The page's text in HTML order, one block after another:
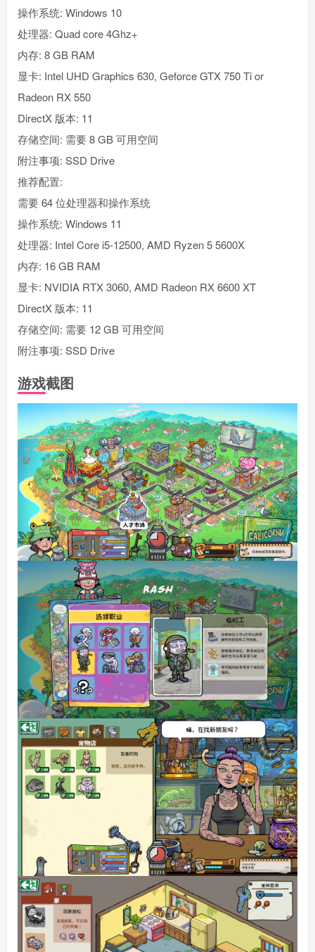
操作系统: Windows 10
处理器: Quad core 4Ghz+
内存: 8 GB RAM
显卡: Intel UHD Graphics 630, Geforce GTX 750 Ti or
Radeon RX 550
DirectX 版本: 11
存储空间: 需要 8 GB 可用空间
附注事项: SSD Drive
推荐配置:
需要 64 位处理器和操作系统
操作系统: Windows 11
处理器: Intel Core i5-12500, AMD Ryzen 5 5600X
内存: 16 GB RAM
显卡: NVIDIA RTX 3060, AMD Radeon RX 6600 XT
DirectX 版本: 11
存储空间: 需要 12 GB 可用空间
附注事项: SSD Drive
游戏截图